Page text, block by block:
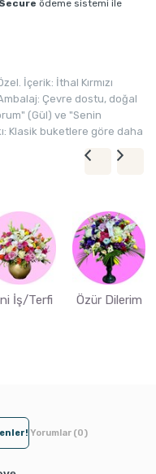
ödeme sistemi ile
İçerik: İthal Kırmızı
Çevre dostu, doğal
(Gül) ve "Senin
Klasik buketlere göre daha
İş/Terfi Özür Dilerim
Yorumlar (0)